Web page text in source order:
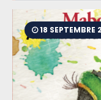
18 SEPTEMBRE